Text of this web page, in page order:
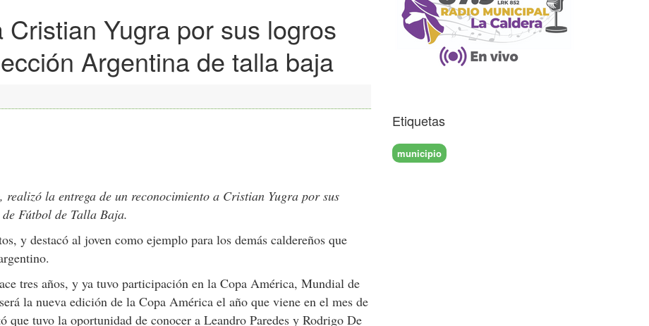
Yugra por sus logros
Argentina de talla baja
la entrega de un reconocimiento a Cristian Yugra por sus
Fútbol de Talla Baja.
y destacó al joven como ejemplo para los demás caldereños que
tres años, y ya tuvo participación en la Copa América, Mundial de
la nueva edición de la Copa América el año que viene en el mes de
que tuvo la oportunidad de conocer a Leandro Paredes y Rodrigo De
Etiquetas
municipio